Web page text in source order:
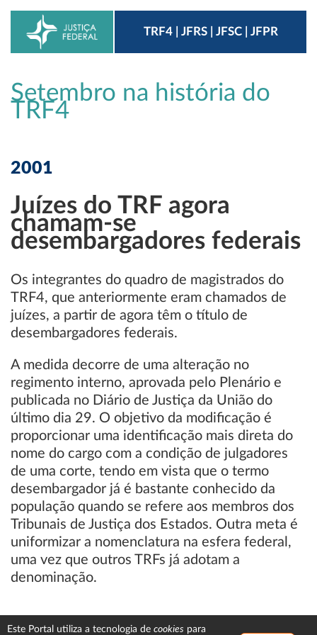
TRF4 | JFRS | JFSC | JFPR
Setembro na história do
TRF4
2001
Juízes do TRF agora
chamam-se
desembargadores federais
Os integrantes do quadro de magistrados do
TRF4, que anteriormente eram chamados de
juízes, a partir de agora têm o título de
desembargadores federais.
A medida decorre de uma alteração no
regimento interno, aprovada pelo Plenário e
publicada no Diário de Justiça da União do
último dia 29. O objetivo da modificação é
proporcionar uma identificação mais direta do
nome do cargo com a condição de julgadores
de uma corte, tendo em vista que o termo
desembargador já é bastante conhecido da
população quando se refere aos membros dos
Tribunais de Justiça dos Estados. Outra meta é
uniformizar a nomenclatura na esfera federal,
uma vez que outros TRFs já adotam a
denominação.
Este Portal utiliza a tecnologia de cookies para